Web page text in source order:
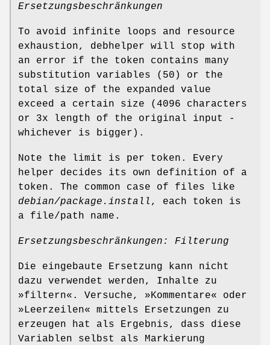
Ersetzungsbeschränkungen
To avoid infinite loops and resource
exhaustion, debhelper will stop with
an error if the token contains many
substitution variables (50) or the
total size of the expanded value
exceed a certain size (4096 characters
or 3x length of the original input -
whichever is bigger).
Note the limit is per token. Every
helper decides its own definition of a
token. The common case of files like
debian/package.install , each token is
a file/path name.
Ersetzungsbeschränkungen: Filterung
Die eingebaute Ersetzung kann nicht
dazu verwendet werden, Inhalte zu
»filtern«. Versuche, »Kommentare« oder
»Leerzeilen« mittels Ersetzungen zu
erzeugen hat als Ergebnis, dass diese
Variablen selbst als Markierung